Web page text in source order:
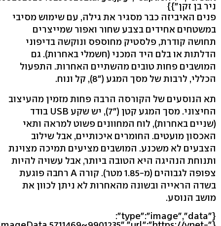
ניר בן זקן"}}
פנים האיביזה כבר מסגיר את גילה, עם שימוש מסיבי
במשטחים אחידים בצבע שחור ואפור שמייצרים
תחושה קודרת, פלסטיק מחוספס ונוקשה בדיפוני
הדלתות או בלם היד המכני (חשמלי באחרות). גם
המושבים פחות טובים מהשתיים האחרות. התפעול
הכללי, לרבות של מסך המגע ("8), קל ונוח.
תא הנוסעים של הקורסה הרבה פחות מזמין מהעיצוב
החיצוני. מסך המגע קטן ("7), יש שקע USB בודד
(שניים באחרות), לוח המחוונים פשוט למראה ותאי
האכסון מועטים. החומרים איכותיים, אבל שילוב
הצבעים לא משכנע. המושבים מציעים תמיכה מצוינת
ותנוחת הנהיגה היא הטובה ביותר, אבל עשויה להיות
צפופה לגבוהים (מ-1.85 מטר). קורה A רחבה פוגעת
בשדה הראייה ובשונה מהאחרות לא ניתן לכוון את
מושב הנוסע.
{"type":"image","data":